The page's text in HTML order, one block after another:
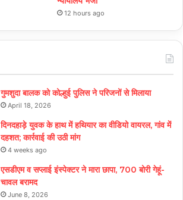
12 hours ago
गुमशुदा बालक को कोल्हुई पुलिस ने परिजनों से मिलाया
April 18, 2026
दिनदहाड़े युवक के हाथ में हथियार का वीडियो वायरल, गांव में
दहशत; कार्रवाई की उठी मांग
4 weeks ago
एसडीएम व सप्लाई इंस्पेक्टर ने मारा छापा, 700 बोरी गेहूं-
चावल बरामद
June 8, 2026